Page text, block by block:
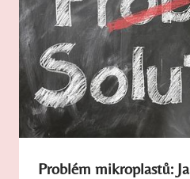
Problém mikroplastů: